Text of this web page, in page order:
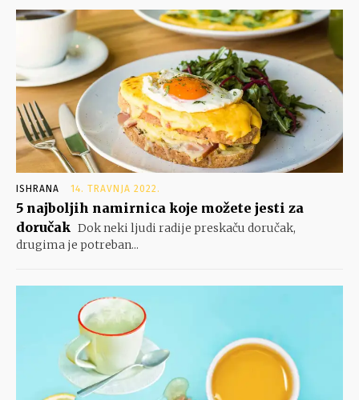
ISHRANA 14. TRAVNJA 2022.
5 najboljih namirnica koje možete jesti za
doručak Dok neki ljudi radije preskaču doručak,
drugima je potreban...